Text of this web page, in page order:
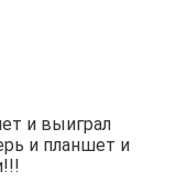
и выиграл
и планшет и